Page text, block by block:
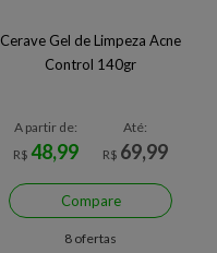
Cerave Gel de Limpeza Acne
Control 140gr
A partir de:
R$48,99
Até:
R$ 69,99
Compare
8 ofertas